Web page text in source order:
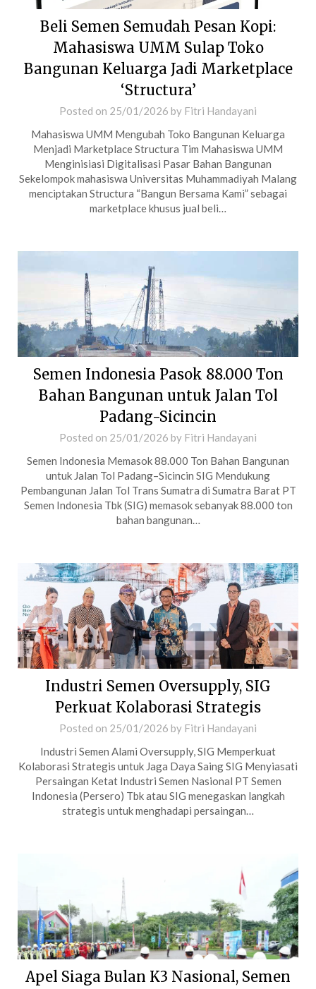
Beli Semen Semudah Pesan Kopi:
Mahasiswa UMM Sulap Toko
Bangunan Keluarga Jadi Marketplace
‘Structura’
Posted on 25/01/2026 by Fitri Handayani
Mahasiswa UMM Mengubah Toko Bangunan Keluarga
Menjadi Marketplace Structura Tim Mahasiswa UMM
Menginisiasi Digitalisasi Pasar Bahan Bangunan
Sekelompok mahasiswa Universitas Muhammadiyah Malang
menciptakan Structura “Bangun Bersama Kami” sebagai
marketplace khusus jual beli…
Semen Indonesia Pasok 88.000 Ton
Bahan Bangunan untuk Jalan Tol
Padang-Sicincin
Posted on 25/01/2026 by Fitri Handayani
Semen Indonesia Memasok 88.000 Ton Bahan Bangunan
untuk Jalan Tol Padang–Sicincin SIG Mendukung
Pembangunan Jalan Tol Trans Sumatra di Sumatra Barat PT
Semen Indonesia Tbk (SIG) memasok sebanyak 88.000 ton
bahan bangunan…
Industri Semen Oversupply, SIG
Perkuat Kolaborasi Strategis
Posted on 25/01/2026 by Fitri Handayani
Industri Semen Alami Oversupply, SIG Memperkuat
Kolaborasi Strategis untuk Jaga Daya Saing SIG Menyiasati
Persaingan Ketat Industri Semen Nasional PT Semen
Indonesia (Persero) Tbk atau SIG menegaskan langkah
strategis untuk menghadapi persaingan…
Apel Siaga Bulan K3 Nasional, Semen